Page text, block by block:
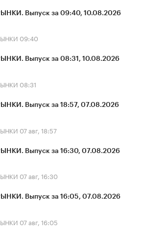
Выпуск за 09:40, 10.08.2026
09:40
Выпуск за 08:31, 10.08.2026
08:31
Выпуск за 18:57, 07.08.2026
07 авг, 18:57
Выпуск за 16:30, 07.08.2026
07 авг, 16:30
Выпуск за 16:05, 07.08.2026
07 авг, 16:05